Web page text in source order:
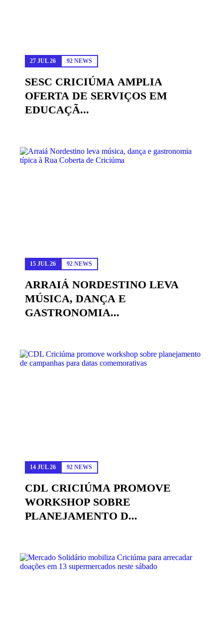
27 JUL 26 92 NEWS
SESC CRICIÚMA AMPLIA
OFERTA DE SERVIÇOS EM
EDUCAÇÃ...
15 JUL 26 92 NEWS
ARRAIÁ NORDESTINO LEVA
MÚSICA, DANÇA E
GASTRONOMIA...
14 JUL 26 92 NEWS
CDL CRICIÚMA PROMOVE
WORKSHOP SOBRE
PLANEJAMENTO D...